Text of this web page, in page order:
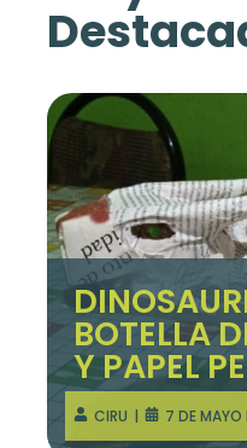
BOTELLA
Y PAPEL
CIRU 7 DE